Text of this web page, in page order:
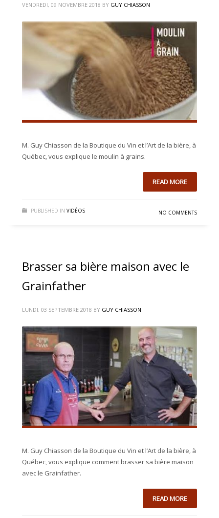
VENDREDI, 09 NOVEMBRE 2018 BY GUY CHIASSON
M. Guy Chiasson de la Boutique du Vin et l’Art de la bière, à
Québec, vous explique le moulin à grains.
READ MORE
PUBLISHED IN VIDÉOS NO COMMENTS
Brasser sa bière maison avec le
Grainfather
LUNDI, 03 SEPTEMBRE 2018 BY GUY CHIASSON
M. Guy Chiasson de la Boutique du Vin et l’Art de la bière, à
Québec, vous explique comment brasser sa bière maison
avec le Grainfather.
READ MORE